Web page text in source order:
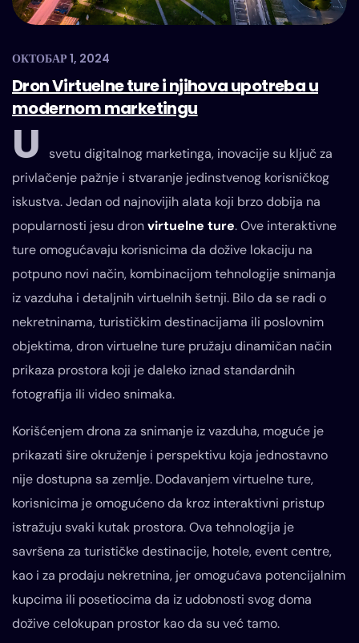
ОКТОБАР 1, 2024
Dron Virtuelne ture i njihova upotreba u
modernom marketingu
U
svetu digitalnog marketinga, inovacije su ključ za
privlačenje pažnje i stvaranje jedinstvenog korisničkog
iskustva. Jedan od najnovijih alata koji brzo dobija na
popularnosti jesu dronvirtuelne ture. Ove interaktivne
ture omogućavaju korisnicima da dožive lokaciju na
potpuno novi način, kombinacijom tehnologije snimanja
iz vazduha i detaljnih virtuelnih šetnji. Bilo da se radi o
nekretninama, turističkim destinacijama ili poslovnim
objektima, dron virtuelne ture pružaju dinamičan način
prikaza prostora koji je daleko iznad standardnih
fotografija ili video snimaka.
Korišćenjem drona za snimanje iz vazduha, moguće je
prikazati šire okruženje i perspektivu koja jednostavno
nije dostupna sa zemlje. Dodavanjem virtuelne ture,
korisnicima je omogućeno da kroz interaktivni pristup
istražuju svaki kutak prostora. Ova tehnologija je
savršena za turističke destinacije, hotele, event centre,
kao i za prodaju nekretnina, jer omogućava potencijalnim
kupcima ili posetiocima da iz udobnosti svog doma
dožive celokupan prostor kao da su već tamo.